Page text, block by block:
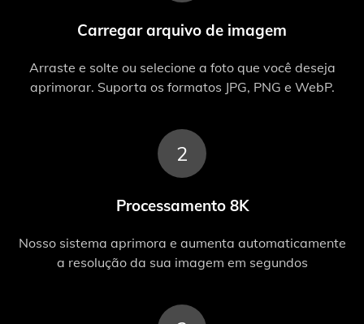
Carregar arquivo de imagem
Arraste e solte ou selecione a foto que você deseja
aprimorar. Suporta os formatos JPG, PNG e WebP.
2
Processamento 8K
Nosso sistema aprimora e aumenta automaticamente
a resolução da sua imagem em segundos